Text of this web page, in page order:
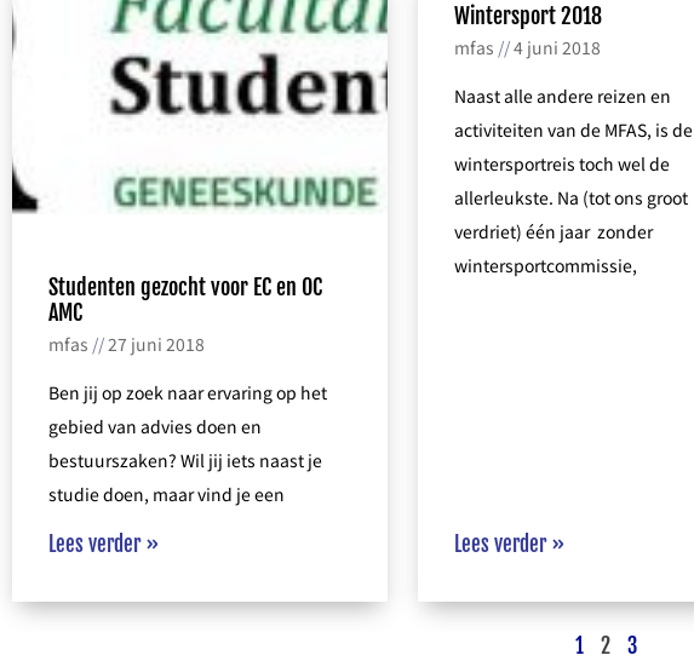
Studenten gezocht voor EC en OC
AMC
mfas
27 juni 2018
Ben jij op zoek naar ervaring op het
gebied van advies doen en
bestuurszaken? Wil jij iets naast je
studie doen, maar vind je een
Lees verder »
Wintersport 2018
mfas
4 juni 2018
Naast alle andere reizen en
activiteiten van de MFAS, is de
wintersportreis toch wel de
allerleukste. Na (tot ons groot
verdriet) één jaar zonder
wintersportcommissie,
Lees verder »
1 2 3